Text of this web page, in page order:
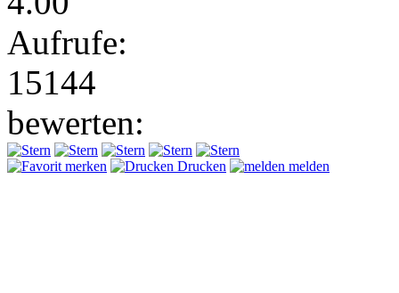
Aufrufe:
15144
bewerten:
merken Drucken melden